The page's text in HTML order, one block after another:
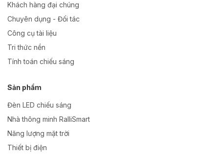
Khách hàng đại chúng
Chuyên dụng - Đối tác
Công cụ tài liệu
Tri thức nền
Tính toán chiếu sáng
Sản phẩm
Đèn LED chiếu sáng
Nhà thông minh RalliSmart
Năng lượng mặt trời
Thiết bị điện